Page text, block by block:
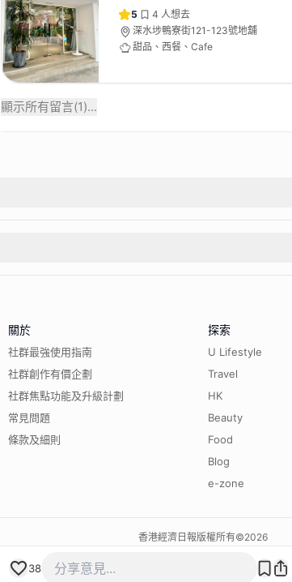
5 4 人想去
深水埗鴨寮街121-123號地舖
甜品、西餐、Cafe
顯示所有留言(1)...
38
關於
社群最強使用指南
社群創作有價企劃
社群焦點功能及升級計劃
常見問題
條款及細則
探索
U Lifestyle
Travel
HK
Beauty
Food
Blog
e-zone
香港經濟日報版權所有©2026